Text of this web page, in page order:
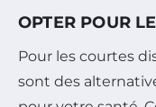
OPTER POUR
Pour les courtes
sont des